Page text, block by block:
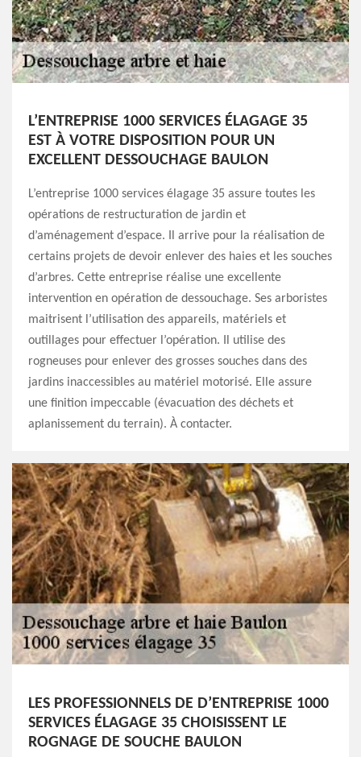
L’ENTREPRISE 1000 SERVICES ÉLAGAGE 35
EST À VOTRE DISPOSITION POUR UN
EXCELLENT DESSOUCHAGE BAULON
L’entreprise 1000 services élagage 35 assure toutes les
opérations de restructuration de jardin et
d’aménagement d’espace. Il arrive pour la réalisation de
certains projets de devoir enlever des haies et les souches
d’arbres. Cette entreprise réalise une excellente
intervention en opération de dessouchage. Ses arboristes
maitrisent l’utilisation des appareils, matériels et
outillages pour effectuer l’opération. Il utilise des
rogneuses pour enlever des grosses souches dans des
jardins inaccessibles au matériel motorisé. Elle assure
une finition impeccable (évacuation des déchets et
aplanissement du terrain). À contacter.
LES PROFESSIONNELS DE D’ENTREPRISE 1000
SERVICES ÉLAGAGE 35 CHOISISSENT LE
ROGNAGE DE SOUCHE BAULON